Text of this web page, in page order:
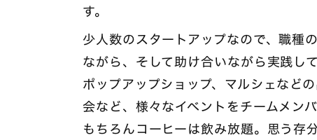
す。
少人数のスタートアップなので、職種
ながら、そして助け合いながら実践して
ポップアップショップ、マルシェなど
会など、様々なイベントをチームメン
もちろんコーヒーは飲み放題。思う存